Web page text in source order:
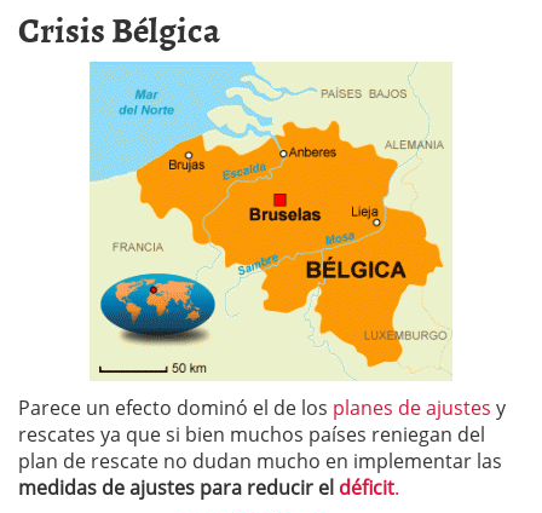
Crisis Bélgica
Parece un efecto dominó el de los planes de ajustes y
rescates ya que si bien muchos países reniegan del
plan de rescate no dudan mucho en implementar las
medidas de ajustes para reducir el déficit.